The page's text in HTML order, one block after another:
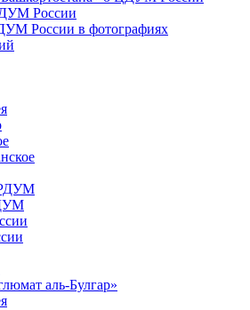
России
России в фотографиях
аль-Булгар»